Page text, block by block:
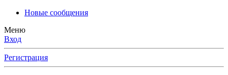
Новые сообщения
Меню
Вход
Регистрация